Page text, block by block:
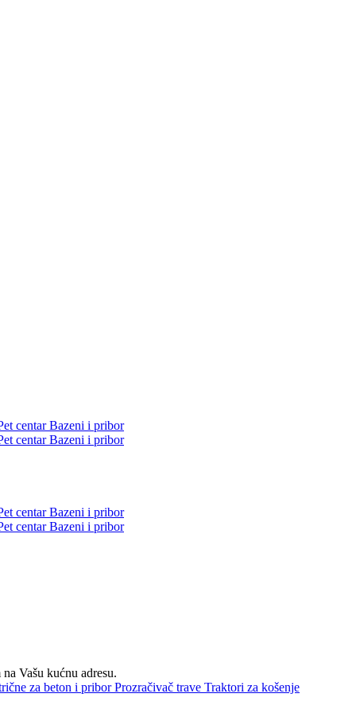
centarBazeni i pribor
centarBazeni i pribor
centarBazeni i pribor
centarBazeni i pribor
Vašu kućnu adresu.
za beton i priborProzračivač trave Traktori za košenje